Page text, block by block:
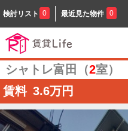
検討リスト 0 最近見た物件 0
シャトレ富田（2室）
賃料 3.6万円